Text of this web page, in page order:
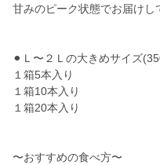
甘みのピーク状態でお届けし
⚫︎Ｌ〜２Ｌの大きめサイズ
１箱5本入り
１箱10本入り
１箱20本入り
〜おすすめの食べ方〜